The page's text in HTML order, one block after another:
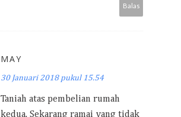
Balas
MAY
30 Januari 2018 pukul 15.54
Taniah atas pembelian rumah
kedua. Sekarang ramai yang tidak